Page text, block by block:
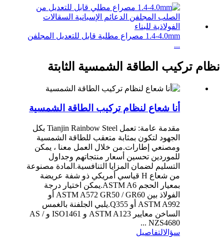
1.4-4.0mm مصراع مطلية قابل للتعديل المجلفن
...
نظام تركيب الطاقة الشمسية الثابتة
أنا شعاع لنظام تركيب الطاقة الشمسية
مقدمة عامة: تعمل Tianjin Rainbow Steel بكل
الجهود لتكون بمثابة متعقب للطاقة الشمسية
ومصنعي إطارات.من خلال العمل معنا ، يمكن
للموردين تحسين أسعار منتجاتهم وجداول
التسليم لضمان المزايا التنافسية.المادة مصنوعة
من شعاع H قياسي أمريكي ذو شفة عريضة
بمعيار الحجم ASTM A6.يمكن اختيار درجة
الفولاذ بين ASTM A572 GR50 / GR60 أو
ASTM A992 أو Q355.يلبي الجلفنة بالغمس
الساخن معايير ASTM A123 و ISO1461 و AS /
NZS4680 ...
سؤالالتفاصيل